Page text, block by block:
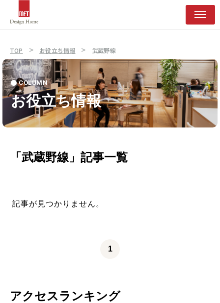
TOP > お役立ち情報 > 武蔵野線
COLUMN
お役立ち情報
「武蔵野線」記事一覧
記事が見つかりません。
1
アクセスランキング